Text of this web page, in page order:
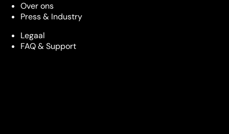
Over ons
Press & Industry
Legaal
FAQ & Support